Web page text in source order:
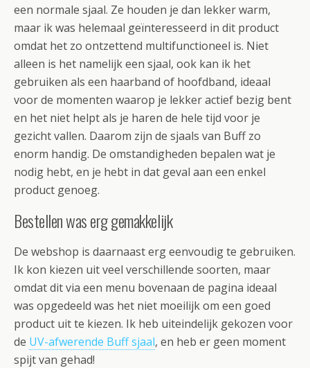
een normale sjaal. Ze houden je dan lekker warm,
maar ik was helemaal geïnteresseerd in dit product
omdat het zo ontzettend multifunctioneel is. Niet
alleen is het namelijk een sjaal, ook kan ik het
gebruiken als een haarband of hoofdband, ideaal
voor de momenten waarop je lekker actief bezig bent
en het niet helpt als je haren de hele tijd voor je
gezicht vallen. Daarom zijn de sjaals van Buff zo
enorm handig. De omstandigheden bepalen wat je
nodig hebt, en je hebt in dat geval aan een enkel
product genoeg.
Bestellen was erg gemakkelijk
De webshop is daarnaast erg eenvoudig te gebruiken.
Ik kon kiezen uit veel verschillende soorten, maar
omdat dit via een menu bovenaan de pagina ideaal
was opgedeeld was het niet moeilijk om een goed
product uit te kiezen. Ik heb uiteindelijk gekozen voor
de UV-afwerende Buff sjaal, en heb er geen moment
spijt van gehad!